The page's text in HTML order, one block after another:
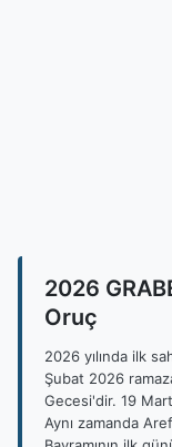
2026
Oruç
2026 yılında ilk
Şubat 2026
Gecesi'dir. 19
Aynı zamanda